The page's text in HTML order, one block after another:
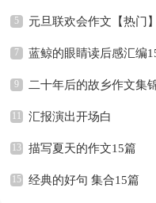
好句摘录36条
元旦联欢会作文【热门】
蓝鲸的眼睛读后感汇编
篇 二十年后的故乡作文集
15篇汇报演出开场白
描写夏天的作文15篇
经典的好句 集合15篇